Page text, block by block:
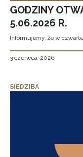
GODZINY
5.06.2026 R.
Informujemy, że w
3 czerwca, 2026
SIEDZIBA